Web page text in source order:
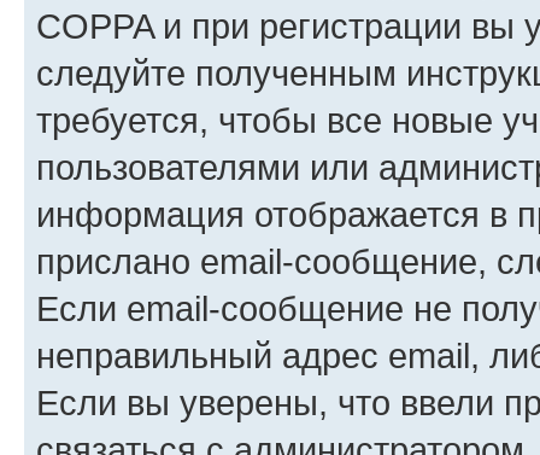
COPPA и при регистрации вы
следуйте полученным
требуется, чтобы все новые
пользователями или
информация отображается в
прислано email-сообщение,
Если email-сообщение не
неправильный адрес email,
Если вы уверены, что ввели